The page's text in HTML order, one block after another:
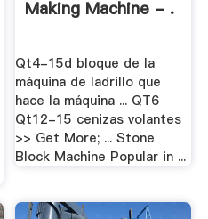
Making Machine - .
Qt4-15d bloque de la
máquina de ladrillo que
hace la máquina ... QT6
Qt12-15 cenizas volantes
>> Get More; ... Stone
Block Machine Popular in ...